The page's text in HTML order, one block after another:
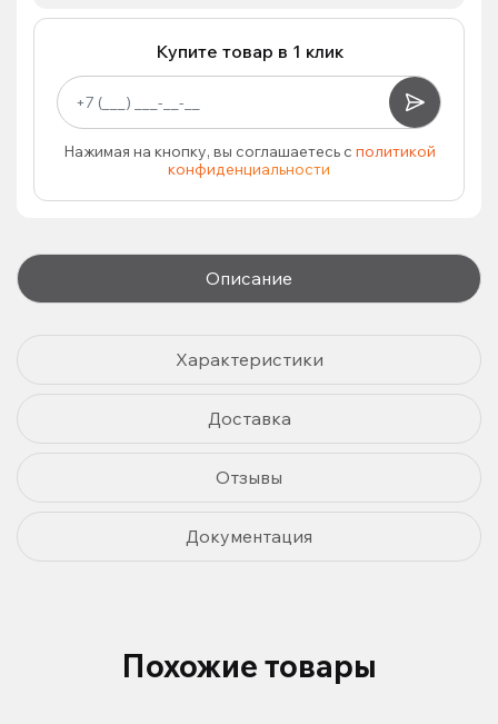
Купите товар в 1 клик
Нажимая на кнопку, вы соглашаетесь с политикой
конфиденциальности
Описание
Характеристики
Доставка
Отзывы
Документация
Похожие товары